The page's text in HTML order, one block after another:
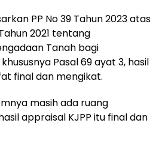
PP No 39 Tahun 2023 atas
2021 tentang
Tanah bagi
Pasal 69 ayat 3, hasil
final dan mengikat.
masih ada ruang
appraisal KJPP itu final dan